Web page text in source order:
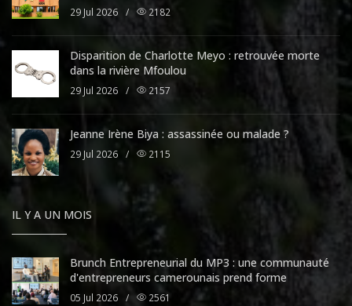
29 Jul 2026 / 2182
Disparition de Charlotte Meyo : retrouvée morte
dans la rivière Mfoulou
29 Jul 2026 / 2157
Jeanne Irène Biya : assassinée ou malade ?
29 Jul 2026 / 2115
IL Y A UN MOIS
Brunch Entrepreneurial du MP3 : une communauté
d'entrepreneurs camerounais prend forme
05 Jul 2026 / 2561